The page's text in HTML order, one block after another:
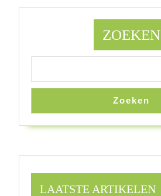
ZOEKEN
Zoeken
LAATSTE ARTIKELEN